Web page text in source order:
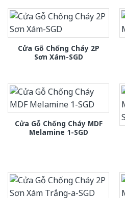
Cửa Gỗ Chống Cháy 2P
Sơn Xám-SGD
Cửa Gỗ Chống Cháy MDF
Melamine 1-SGD